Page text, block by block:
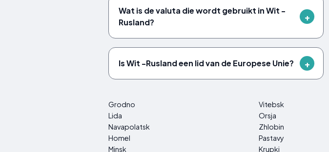
Wat is de valuta die wordt gebruikt in Wit -
Rusland?
Is Wit -Rusland een lid van de Europese Unie?
Grodno Vitebsk
Lida
Orsja
Navapolatsk
Zhlobin
Homel
Pastavy
Minsk
Krupki